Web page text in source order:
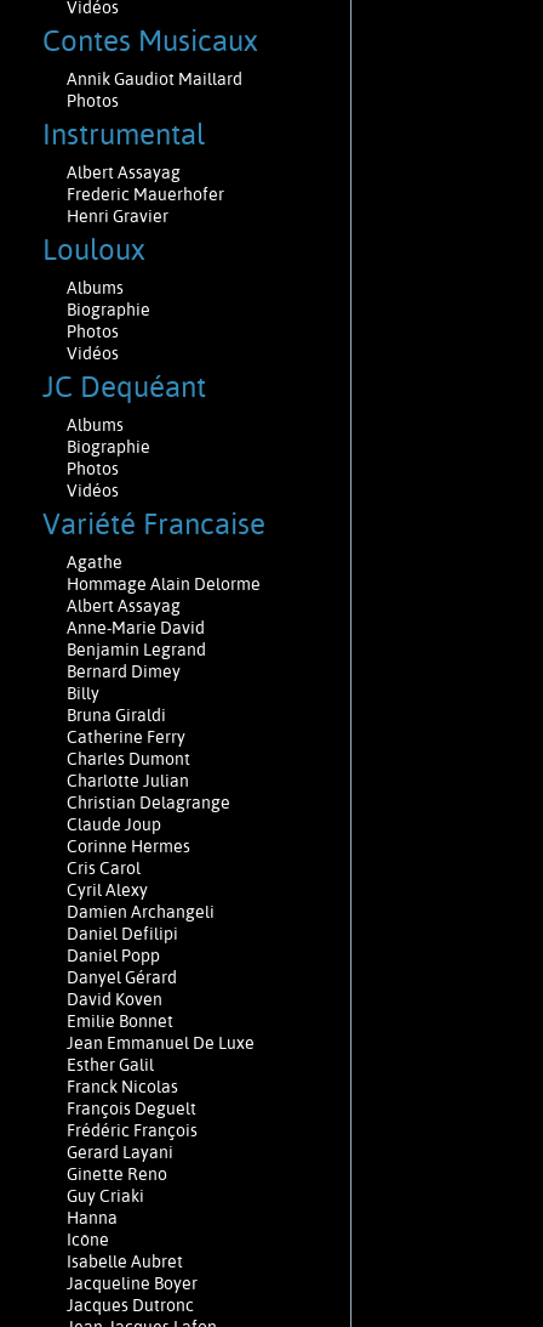
Vidéos
Contes Musicaux
Annik Gaudiot Maillard
Photos
Instrumental
Albert Assayag
Frederic Mauerhofer
Henri Gravier
Louloux
Albums
Biographie
Photos
Vidéos
JC Dequéant
Albums
Biographie
Photos
Vidéos
Variété Francaise
Agathe
Hommage Alain Delorme
Albert Assayag
Anne-Marie David
Benjamin Legrand
Bernard Dimey
Billy
Bruna Giraldi
Catherine Ferry
Charles Dumont
Charlotte Julian
Christian Delagrange
Claude Joup
Corinne Hermes
Cris Carol
Cyril Alexy
Damien Archangeli
Daniel Defilipi
Daniel Popp
Danyel Gérard
David Koven
Emilie Bonnet
Jean Emmanuel De Luxe
Esther Galil
Franck Nicolas
François Deguelt
Frédéric François
Gerard Layani
Ginette Reno
Guy Criaki
Hanna
Icône
Isabelle Aubret
Jacqueline Boyer
Jacques Dutronc